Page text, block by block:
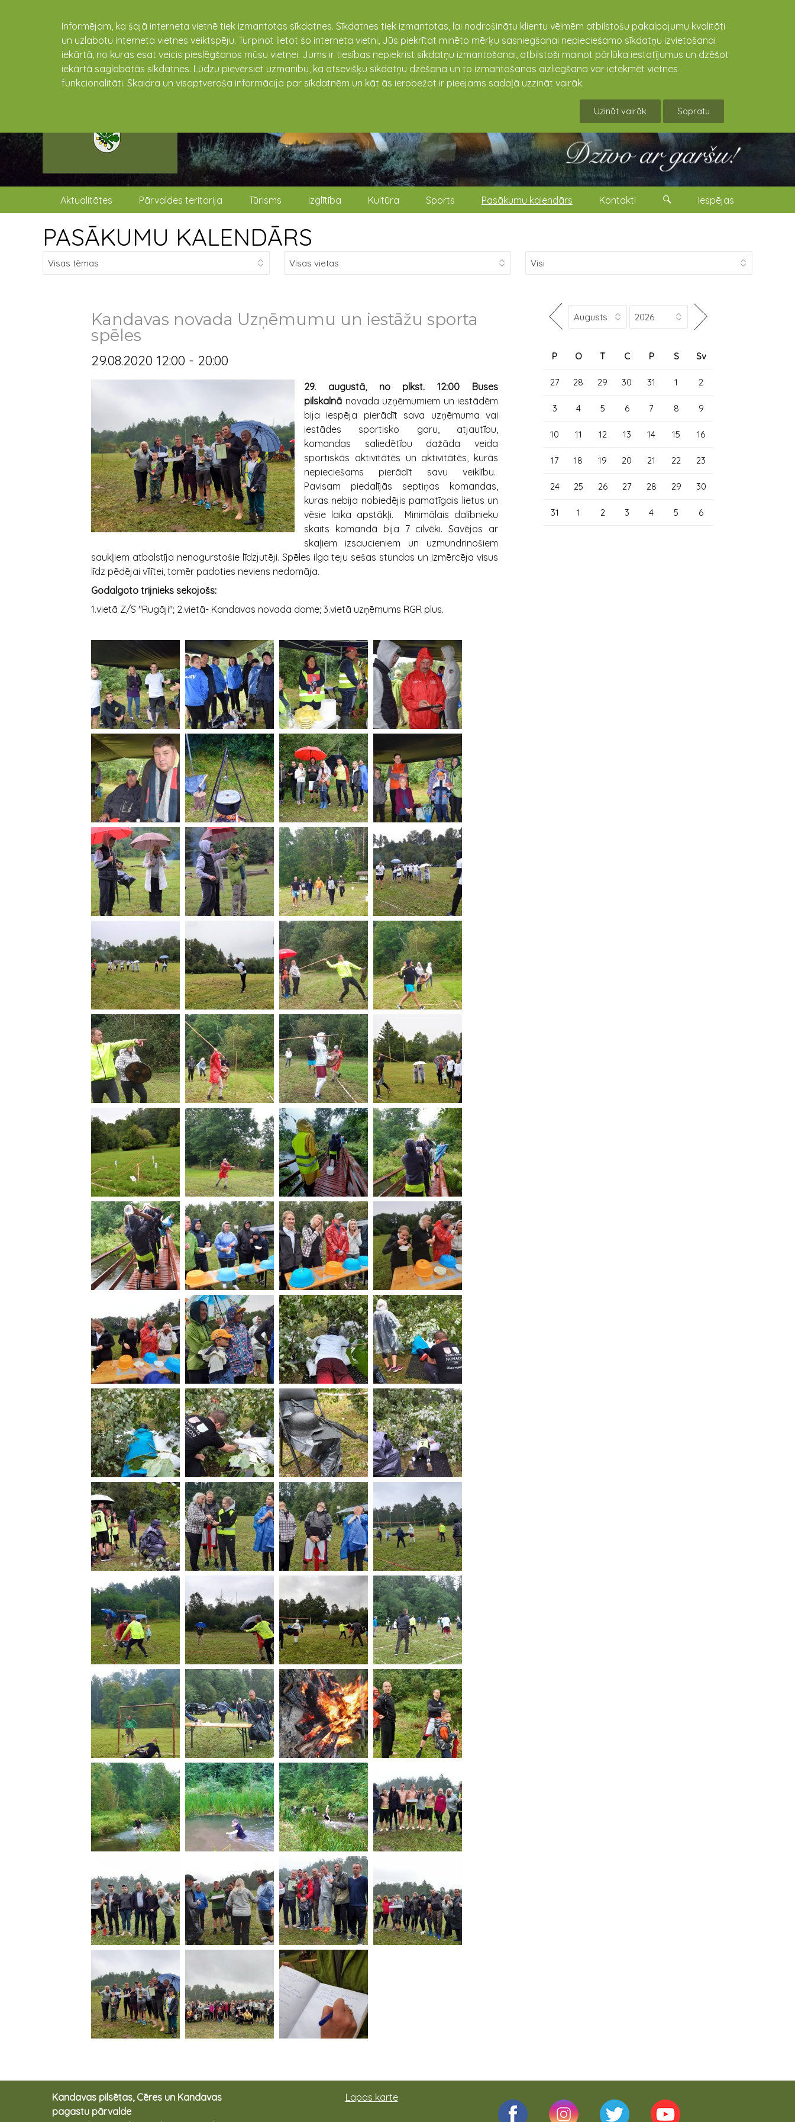
Informējam, ka šajā interneta vietnē tiek izmantotas sīkdatnes. Sīkdatnes tiek izmantotas, lai nodrošinātu klientu vēlmēm atbilstošu pakalpojumu kvalitāti
un uzlabotu interneta vietnes veiktspēju. Turpinot lietot šo interneta vietni, Jūs piekrītat minēto mērķu sasniegšanai nepieciešamo sīkdatņu izvietošanai
iekārtā, no kuras esat veicis pieslēgšanos mūsu vietnei. Jums ir tiesības nepiekrist sīkdatņu izmantošanai, atbilstoši mainot pārlūka iestatījumus un dzēšot
iekārtā saglabātās sīkdatnes. Lūdzu pievērsiet uzmanību, ka atsevišķu sīkdatņu dzēšana un to izmantošanas aizliegšana var ietekmēt vietnes
funkcionalitāti. Skaidra un visaptveroša informācija par sīkdatnēm un kāt ās ierobežot ir pieejams sadaļā uzzināt vairāk.
Uzināt vairāk Sapratu
Aktualitātes Pārvaldes teritorija Tūrisms Izglītība Kultūra Sports Pasākumu kalendārs Kontakti Iespējas
PASĀKUMU KALENDĀRS
Kandavas novada Uzņēmumu un iestāžu sporta
spēles
29.08.2020 12:00 - 20:00
29. augustā, no plkst. 12:00 Buses
pilskalnā novada uzņēmumiem un iestādēm
bija iespēja pierādīt sava uzņēmuma vai
iestādes sportisko garu, atjautību,
komandas saliedētību dažāda veida
sportiskās aktivitātēs un aktivitātēs, kurās
nepieciešams pierādīt savu veiklību.
Pavisam piedalījās septiņas komandas,
kuras nebija nobiedējis pamatīgais lietus un
vēsie laika apstākļi. Minimālais dalībnieku
skaits komandā bija 7 cilvēki. Savējos ar
skaļiem izsaucieniem un uzmundrinošiem
saukļiem atbalstīja nenogurstošie līdzjutēji. Spēles ilga teju sešas stundas un izmērcēja visus
līdz pēdējai vīlītei, tomēr padoties neviens nedomāja.
Godalgoto trijnieks sekojošs:
1.vietā Z/S "Rugāji"; 2.vietā- Kandavas novada dome; 3.vietā uzņēmums RGR plus.
P O T C P S Sv
27 28 29 30 31 1 2
3 4 5 6 7 8 9
10 11 12 13 14 15 16
17 18 19 20 21 22 23
24 25 26 27 28 29 30
31 1 2 3 4 5 6
Kandavas pilsētas, Cēres un Kandavas
pagastu pārvalde
Lapas karte